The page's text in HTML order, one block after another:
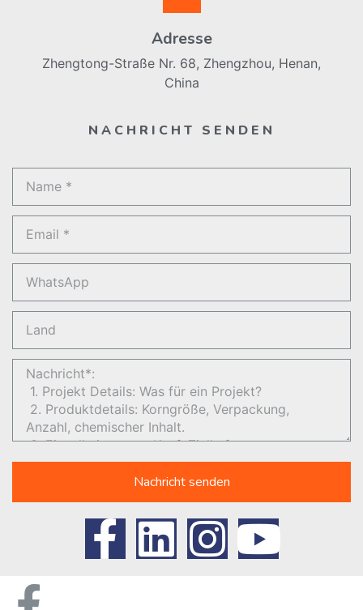
Adresse
Zhengtong-Straße Nr. 68, Zhengzhou, Henan,
China
NACHRICHT SENDEN
Nachricht senden